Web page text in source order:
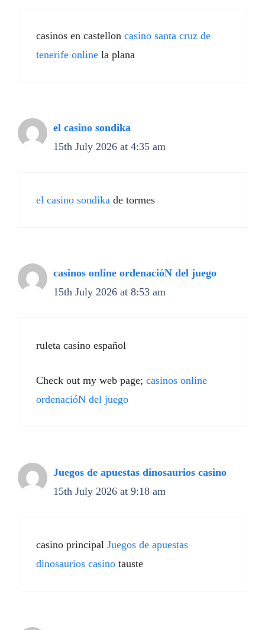
casinos en castellon casino santa cruz de
tenerife online la plana
el casino sondika
15th July 2026 at 4:35 am
el casino sondika de tormes
casinos online ordenacióN del juego
15th July 2026 at 8:53 am
ruleta casino español
Check out my web page; casinos online
ordenacióN del juego
Juegos de apuestas dinosaurios casino
15th July 2026 at 9:18 am
casino principal Juegos de apuestas
dinosaurios casino tauste